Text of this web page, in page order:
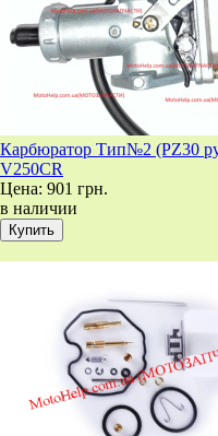
Карбюратор Тип№2 (PZ30
V250CR
Цена: 901 грн.
в наличии